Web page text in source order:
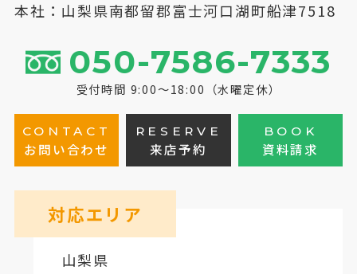
本社：山梨県南都留郡富士河口湖町船津7518
050-7586-7333
受付時間 9:00～18:00（水曜定休）
CONTACT
お問い合わせ
RESERVE
来店予約
BOOK
資料請求
対応エリア
山梨県